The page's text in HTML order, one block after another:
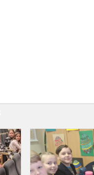
Išvyka
į
spektaklį